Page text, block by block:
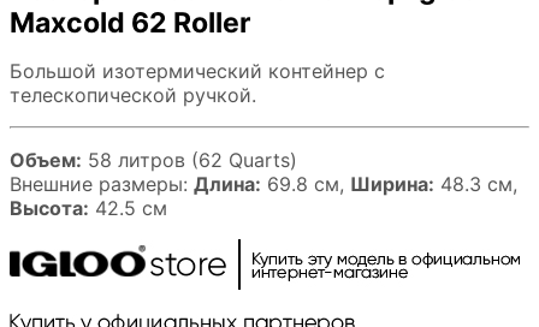
Maxcold 62 Roller
Большой изотермический контейнер с
телескопической ручкой.
Объем: 58 литров (62 Quarts)
Внешние размеры: Длина: 69.8 см, Ширина: 48.3 см,
Высота: 42.5 см